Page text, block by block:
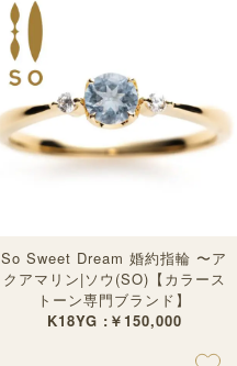
So Sweet Dream 婚約指輪 〜ア
クアマリン|ソウ(SO)【カラース
トーン専門ブランド】
K18YG :￥150,000